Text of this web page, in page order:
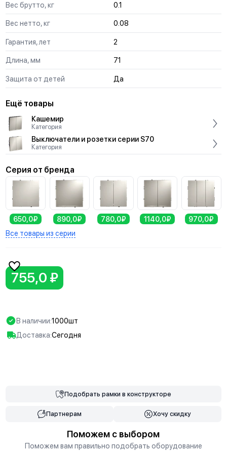
Вес брутто, кг 0.1
Вес нетто, кг 0.08
Гарантия, лет 2
Длина, мм 71
Защита от детей Да
Ещё товары
Кашемир
Категория
Выключатели и розетки серии S70
Категория
Серия от бренда
650,0₽ 890,0₽ 780,0₽ 1140,0₽
970,0₽
Все товары из серии
755,0 ₽
В наличии:1000шт
Доставка:Сегодня
Подобрать рамкив конструкторе
Партнерам Хочу скидку
Поможем с выбором
Поможем вам правильно подобрать оборудование